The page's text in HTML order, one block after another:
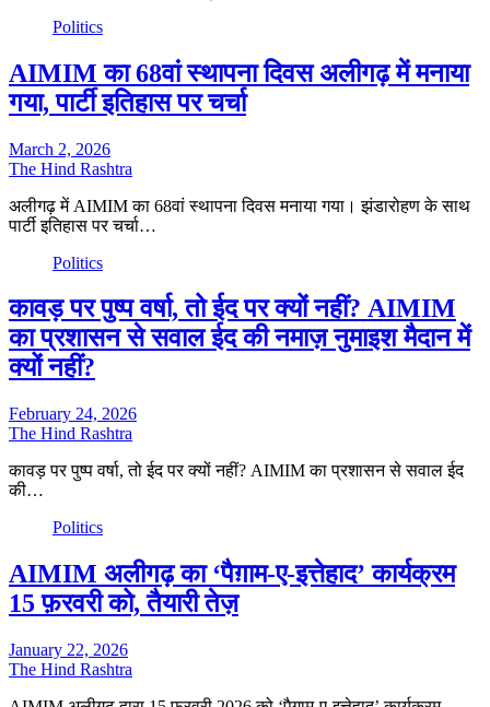
Politics
AIMIM का 68वां स्थापना दिवस अलीगढ़ में मनाया
गया, पार्टी इतिहास पर चर्चा
March 2, 2026
The Hind Rashtra
अलीगढ़ में AIMIM का 68वां स्थापना दिवस मनाया गया। झंडारोहण के साथ
पार्टी इतिहास पर चर्चा…
Politics
कावड़ पर पुष्प वर्षा, तो ईद पर क्यों नहीं? AIMIM
का प्रशासन से सवाल ईद की नमाज़ नुमाइश मैदान में
क्यों नहीं?
February 24, 2026
The Hind Rashtra
कावड़ पर पुष्प वर्षा, तो ईद पर क्यों नहीं? AIMIM का प्रशासन से सवाल ईद
की…
Politics
AIMIM अलीगढ़ का ‘पैग़ाम-ए-इत्तेहाद’ कार्यक्रम
15 फ़रवरी को, तैयारी तेज़
January 22, 2026
The Hind Rashtra